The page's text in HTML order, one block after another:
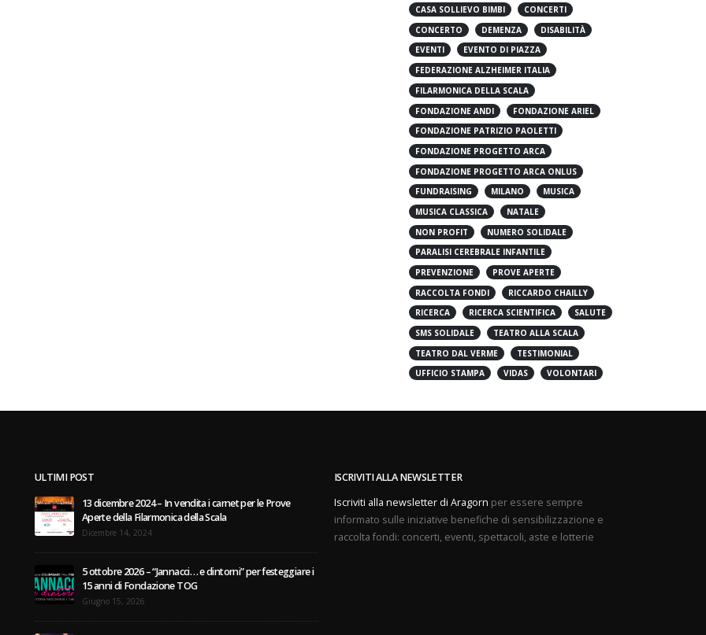
CAMPAGNA DI SENSIBILIZZAZIONE
CASA SOLLIEVO BIMBI
CONCERTI
CONCERTO
DEMENZA
DISABILITÀ
EVENTI
EVENTO DI PIAZZA
FEDERAZIONE ALZHEIMER ITALIA
FILARMONICA DELLA SCALA
FONDAZIONE ANDI
FONDAZIONE ARIEL
FONDAZIONE PATRIZIO PAOLETTI
FONDAZIONE PROGETTO ARCA
FONDAZIONE PROGETTO ARCA ONLUS
FUNDRAISING
MILANO
MUSICA
MUSICA CLASSICA
NATALE
NON PROFIT
NUMERO SOLIDALE
PARALISI CEREBRALE INFANTILE
PREVENZIONE
PROVE APERTE
RACCOLTA FONDI
RICCARDO CHAILLY
RICERCA
RICERCA SCIENTIFICA
SALUTE
SMS SOLIDALE
TEATRO ALLA SCALA
TEATRO DAL VERME
TESTIMONIAL
ULTIMI POST
13 dicembre 2024 – In vendita i carnet per le Prove
Aperte della Filarmonica della Scala
Dicembre 14, 2024
5 ottobre 2026 – “Jannacci… e dintorni” per festeggiare i
15 anni di Fondazione TOG
Giugno 15, 2026
Iscriviti alla newsletter di Aragornper essere sempre
informato sulle iniziative benefiche di sensibilizzazione e